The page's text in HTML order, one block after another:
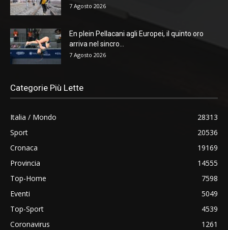
7 Agosto 2026
En plein Pellacani agli Europei, il quinto oro
arriva nel sincro...
7 Agosto 2026
Categorie Più Lette
Italia / Mondo
28313
Sport
20536
Cronaca
19169
Provincia
14555
Top-Home
7598
Eventi
5049
Top-Sport
4539
Coronavirus
1261